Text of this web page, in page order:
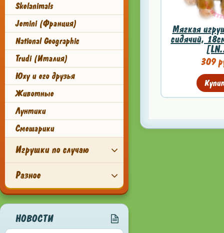
Skelanimals
Jemini (Франция)
National Geographic
Trudi (Италия)
Юху и его друзья
Животные
Лунтики
Смешарики
Игрушки по случаю
Разное
НОВОСТИ
Мягкая
сидячий,
309